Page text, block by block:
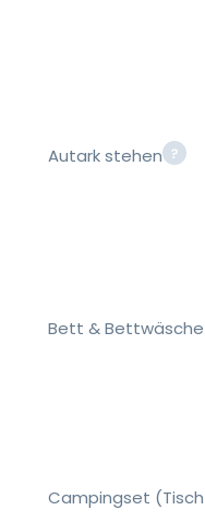
Autark stehen
Bett & Bettwäsche
Campingset (Tisch